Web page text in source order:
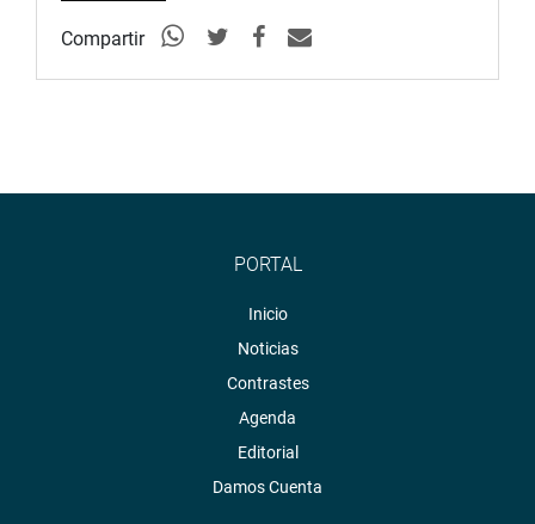
La comisión resaltó que esta iniciativa busca cerrar
Compartir
PORTAL
Inicio
Noticias
Contrastes
Agenda
Editorial
Damos Cuenta